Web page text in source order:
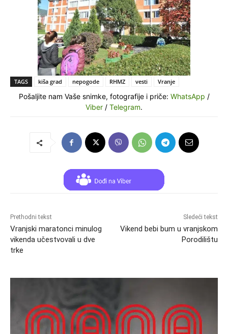
TAGS kiša grad nepogode RHMZ vesti Vranje
Pošaljite nam Vaše snimke, fotografije i priče: WhatsApp /
Viber / Telegram.
Prethodni tekst
Vranjski maratonci minulog
vikenda učestvovali u dve
trke
Sledeći tekst
Vikend bebi bum u vranjskom
Porodilištu